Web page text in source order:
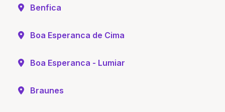
Benfica
Boa Esperanca de Cima
Boa Esperanca - Lumiar
Braunes